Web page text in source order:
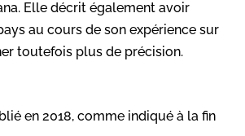
Elle décrit également avoir
au cours de son expérience sur
toutefois plus de précision.
en 2018, comme indiqué à la fin